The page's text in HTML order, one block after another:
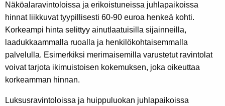
Näköalaravintoloissa ja erikoistuneissa juhlapaikoissa
hinnat liikkuvat tyypillisesti 60-90 euroa henkeä kohti.
Korkeampi hinta selittyy ainutlaatuisilla sijainneilla,
laadukkaammalla ruoalla ja henkilökohtaisemmalla
palvelulla. Esimerkiksi merimaisemilla varustetut ravintolat
voivat tarjota ikimuistoisen kokemuksen, joka oikeuttaa
korkeamman hinnan.
Luksusravintoloissa ja huippuluokan juhlapaikoissa